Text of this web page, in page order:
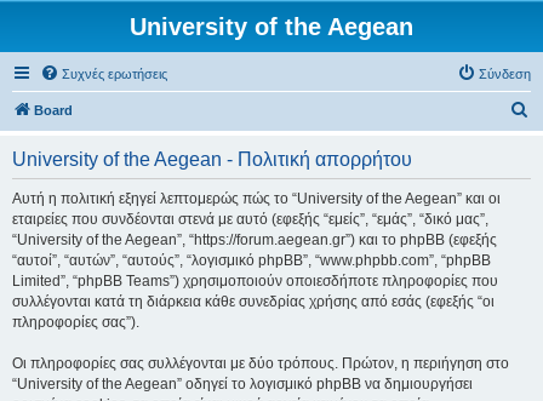
University of the Aegean
Συχνές ερωτήσεις Σύνδεση
Board
University of the Aegean - Πολιτική απορρήτου
Αυτή η πολιτική εξηγεί λεπτομερώς πώς το “University of the Aegean” και οι
εταιρείες που συνδέονται στενά με αυτό (εφεξής “εμείς”, “εμάς”, “δικό μας”,
“University of the Aegean”, “https://forum.aegean.gr”) και το phpBB (εφεξής
“αυτοί”, “αυτών”, “αυτούς”, “λογισμικό phpBB”, “www.phpbb.com”, “phpBB
Limited”, “phpBB Teams”) χρησιμοποιούν οποιεσδήποτε πληροφορίες που
συλλέγονται κατά τη διάρκεια κάθε συνεδρίας χρήσης από εσάς (εφεξής “οι
πληροφορίες σας”).
Οι πληροφορίες σας συλλέγονται με δύο τρόπους. Πρώτον, η περιήγηση στο
“University of the Aegean” οδηγεί το λογισμικό phpBB να δημιουργήσει